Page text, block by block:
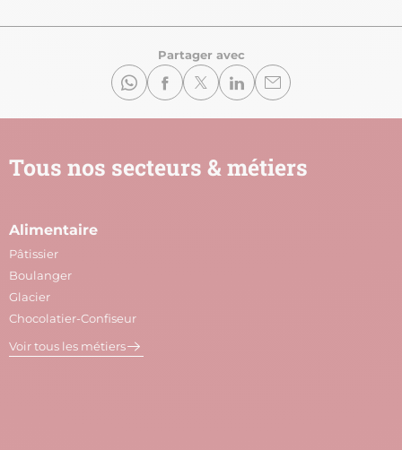
Partager avec
Tous nos secteurs & métiers
Alimentaire
Pâtissier
Boulanger
Glacier
Chocolatier-Confiseur
Voir tous les métiers